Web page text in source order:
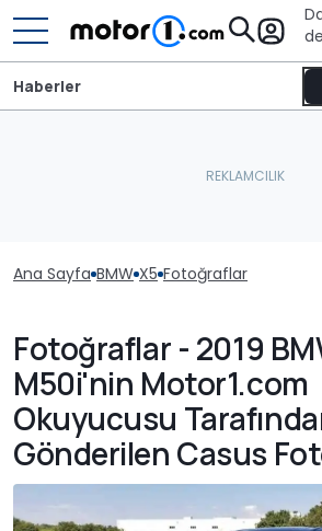
Haberler
Ana Sayfa BMW X5 Fotoğraflar
Fotoğraflar - 2019
M50i'nin Motor1.com
Okuyucusu
Gönderilen Casus